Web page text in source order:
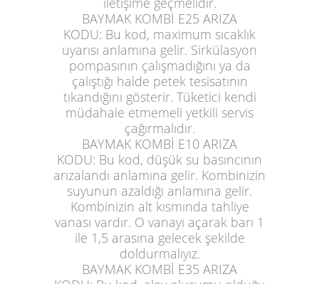
BAYMAK KOMBİ E25 ARIZA
KODU: Bu kod, maximum sıcaklık
uyarısı anlamına gelir. Sirkülasyon
pompasının çalışmadığını ya da
çalıştığı halde petek tesisatının
tıkandığını gösterir. Tüketici kendi
müdahale etmemeli yetkili servis
çağırmalıdır.
BAYMAK KOMBİ E10 ARIZA
KODU: Bu kod, düşük su basıncının
arızalandı anlamına gelir. Kombinizin
suyunun azaldığı anlamına gelir.
Kombinizin alt kısmında tahliye
vanası vardır. O vanayı açarak barı 1
ile 1,5 arasına gelecek şekilde
doldurmalıyız.
BAYMAK KOMBİ E35 ARIZA